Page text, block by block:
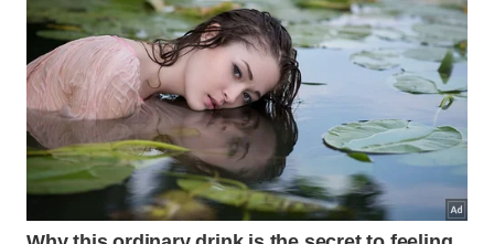
processo?
Muitas pessoas deixam de aproveitar as vantagens
desse tratamento maravilhoso devido ao aroma
intenso característico do produto cru. Contudo,
esse inconveniente pode ser facilmente solucionado
quando realizamos a junção correta desse elemento
com outro insumo totalmenteadequado para essa
finalidade protetora.